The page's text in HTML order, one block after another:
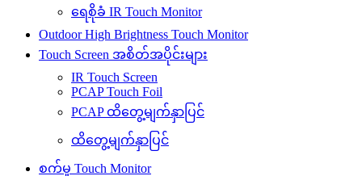
ရေစိုခံ IR Touch Monitor
Outdoor High Brightness Touch Monitor
Touch Screen အစိတ်အပိုင်းများ
IR Touch Screen
PCAP Touch Foil
PCAP ထိတွေ့မျက်နှာပြင်
ထိတွေ့မျက်နှာပြင်
စက်မှု Touch Monitor